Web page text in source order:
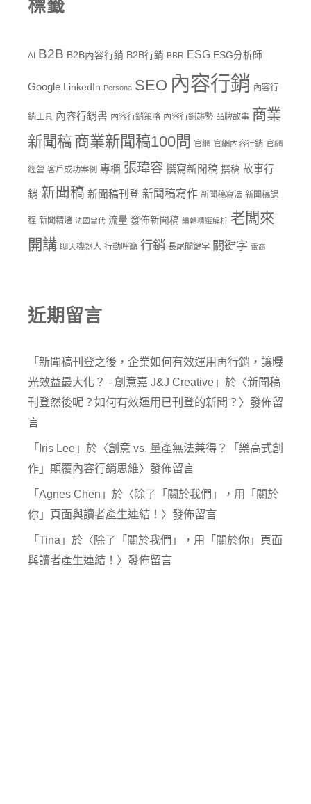
標籤
AI B2B B2B內容行銷 B2B行銷 BBR ESG ESG分析師
Google LinkedIn Persona SEO 內容行銷 內容行
銷工具 內容行銷書 內容行銷策略 內容行銷趨勢 品牌故事 商業
新聞稿 商業新聞稿100問 官網 官網內容行銷 官網
經營 客戶成功案例 專欄 張瑋容 撰寫新聞稿 撰稿 故事行
銷 新聞稿 新聞稿刊登 新聞稿寫作 新聞稿寫法 新聞稿課
程 新聞精選 法國當代 流量 發佈新聞稿 編輯精選解析 老闆來
開講 聊天機器人 行動呼籲 行銷 長尾關鍵字 關鍵字 電商
近期留言
「 新聞稿刊登之後，企業如何有效運用再行銷，讓曝
光效益最大化？ - 創意嘉 J&J Creative 」於〈新聞稿
刊登然後呢？如何有效運用已刊登的新聞？ 〉發佈留
言
「 Iris Lee 」於〈創意 vs. 量產無法兼得？「樂高式創
作」顛覆內容行銷思維〉發佈留言
「 Agnes Chen 」於〈除了「關於我們」，用「關於
你」頁面與讀者產生連結！ 〉發佈留言
「 Tina 」於〈除了「關於我們」，用「關於你」頁面
與讀者產生連結！ 〉發佈留言